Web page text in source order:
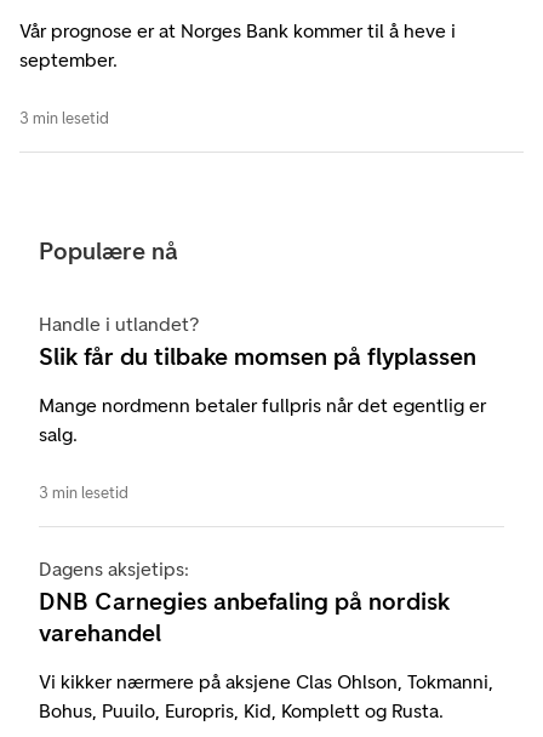
Vår prognose er at Norges Bank kommer til å heve i
september.
3 min lesetid
Populære nå
Handle i utlandet?
Slik får du tilbake momsen på flyplassen
Mange nordmenn betaler fullpris når det egentlig er
salg.
3 min lesetid
Dagens aksjetips:
DNB Carnegies anbefaling på nordisk
varehandel
Vi kikker nærmere på aksjene Clas Ohlson, Tokmanni,
Bohus, Puuilo, Europris, Kid, Komplett og Rusta.